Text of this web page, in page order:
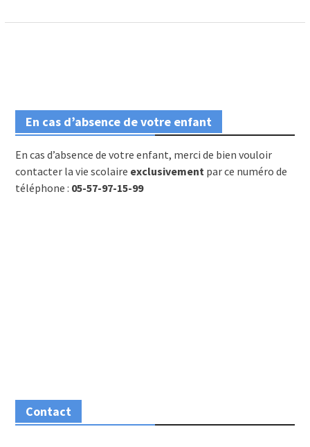
En cas d’absence de votre enfant
En cas d’absence de votre enfant, merci de bien vouloir
contacter la vie scolaire exclusivementpar ce numéro de
téléphone : 05-57-97-15-99
Contact